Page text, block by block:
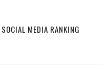
MEDIA RANKING